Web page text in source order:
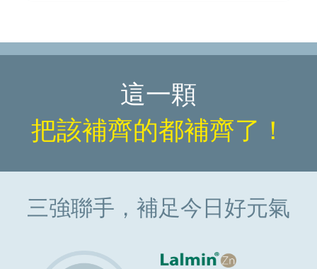
這一顆
把該補齊的都補齊了！
三強聯手，補足今日好元氣